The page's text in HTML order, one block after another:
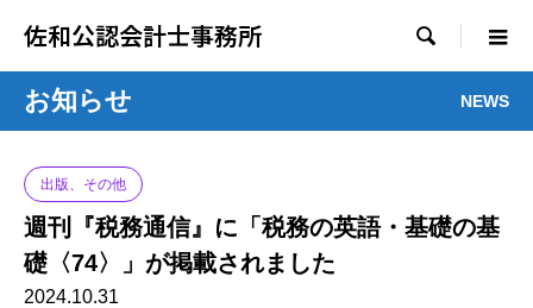
佐和公認会計士事務所 
お知らせ NEWS
出版、その他
週刊『税務通信』に「税務の英語・基礎の基
礎〈74〉」が掲載されました
2024.10.31